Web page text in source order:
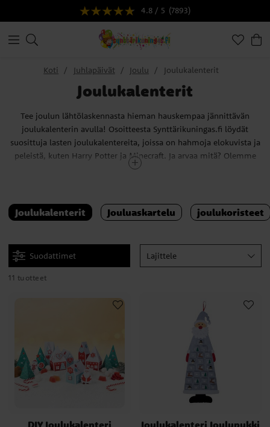
4.8 / 5 (7893)
Koti Juhlapäivät Joulu Joulukalenterit
Joulukalenterit
Tee joulun lähtölaskennasta hieman hauskempaa jännittävän
joulukalenterin avulla! Osoitteesta Synttärikuningas.fi löydät
suosittuja lasten joulukalentereita, joissa on hahmoja elokuvista ja
peleistä, kuten Harry Potter ja Minecraft. Ja arvaa mitä? Olemme
myös hankkineet käytännöllisiä DIY- adventtikalentereita. Se on
Haluatko koota oman joulukalenterin, mutta et tiedä mistä
aloittaa? Älä huoli, me autamme sinua! Inspiraatiosivultamme
joulukalenterin (tai vaikka useamman).
Joulukalenterit Jouluaskartelu joulukoristeet
Suodattimet Lajittele
11 tuotteet